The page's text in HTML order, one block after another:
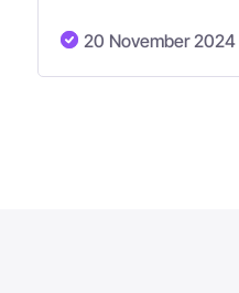
20 November 2024